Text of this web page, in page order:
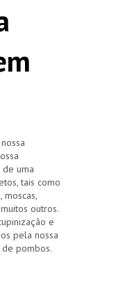
uma
tais como
moscas,
outros.
e
pela nossa
pombos.